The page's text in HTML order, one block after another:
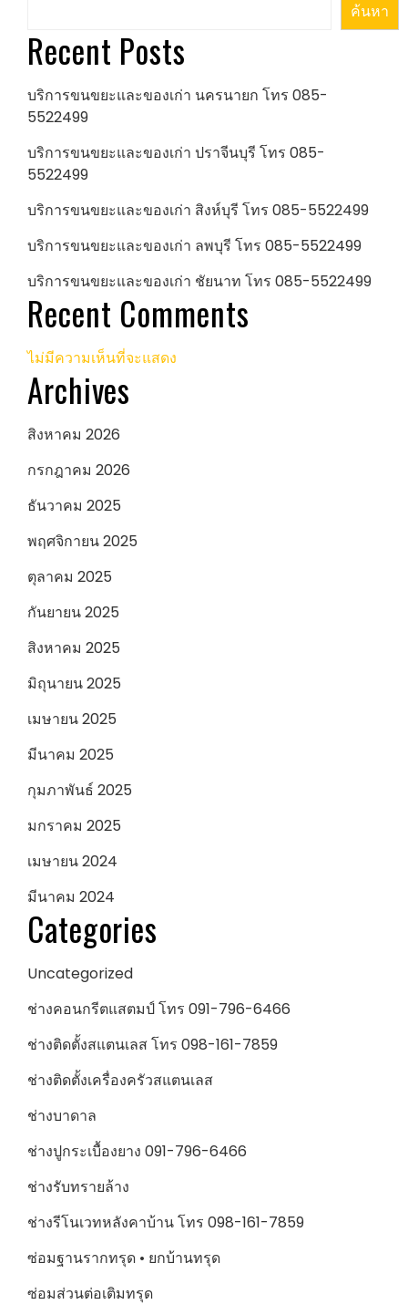
ค้นหา
Recent Posts
บริการขนขยะและของเก่า นครนายก โทร 085-
5522499
บริการขนขยะและของเก่า ปราจีนบุรี โทร 085-
5522499
บริการขนขยะและของเก่า สิงห์บุรี โทร 085-5522499
บริการขนขยะและของเก่า ลพบุรี โทร 085-5522499
บริการขนขยะและของเก่า ชัยนาท โทร 085-5522499
Recent Comments
ไม่มีความเห็นที่จะแสดง
Archives
สิงหาคม 2026
กรกฎาคม 2026
ธันวาคม 2025
พฤศจิกายน 2025
ตุลาคม 2025
กันยายน 2025
สิงหาคม 2025
มิถุนายน 2025
เมษายน 2025
มีนาคม 2025
กุมภาพันธ์ 2025
มกราคม 2025
เมษายน 2024
มีนาคม 2024
Categories
Uncategorized
ช่างคอนกรีตแสตมป์ โทร 091-796-6466
ช่างติดตั้งสแตนเลส โทร 098-161-7859
ช่างติดตั้งเครื่องครัวสแตนเลส
ช่างบาดาล
ช่างปูกระเบื้องยาง 091-796-6466
ช่างรับทรายล้าง
ช่างรีโนเวทหลังคาบ้าน โทร 098-161-7859
ซ่อมฐานรากทรุด • ยกบ้านทรุด
ซ่อมส่วนต่อเติมทรุด